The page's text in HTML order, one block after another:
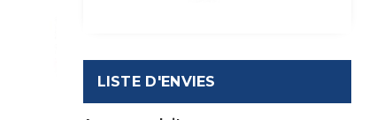
LISTE D'ENVIES